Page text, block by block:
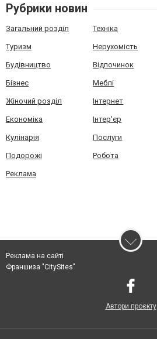
Рубрики новин
Загальний розділ Техніка
Туризм Нерухомість
Будівництво Відпочинок
Бізнес Меблі
Жіночий розділ Інтернет
Економіка Інтер'єр
Кулінарія Послуги
Подорожі Робота
Реклама
Реклама на сайті
Франшиза "CitySites"
Автори проєкту